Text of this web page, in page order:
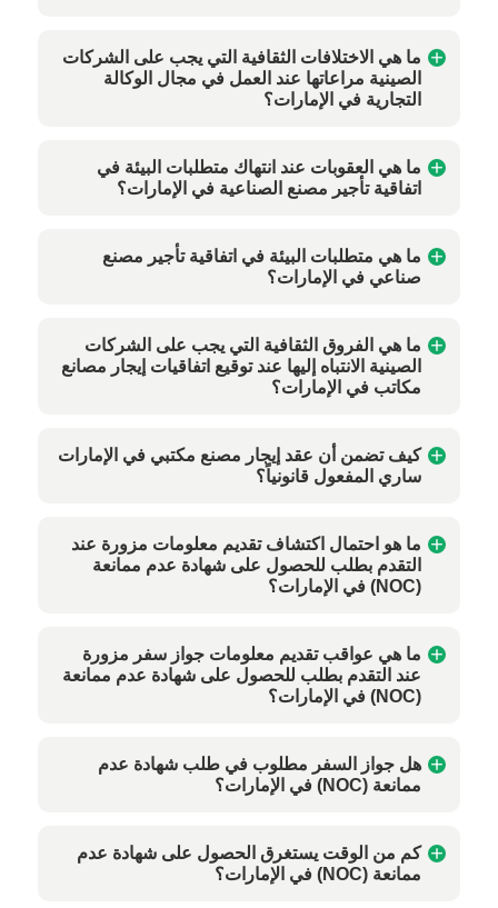
ما هي الاختلافات الثقافية التي يجب على الشركات
الصينية مراعاتها عند العمل في مجال الوكالة
التجارية في الإمارات؟
ما هي العقوبات عند انتهاك متطلبات البيئة في
اتفاقية تأجير مصنع الصناعية في الإمارات؟
ما هي متطلبات البيئة في اتفاقية تأجير مصنع
صناعي في الإمارات؟
ما هي الفروق الثقافية التي يجب على الشركات
الصينية الانتباه إليها عند توقيع اتفاقيات إيجار مصانع
مكاتب في الإمارات؟
كيف تضمن أن عقد إيجار مصنع مكتبي في الإمارات
ساري المفعول قانونياً؟
ما هو احتمال اكتشاف تقديم معلومات مزورة عند
التقدم بطلب للحصول على شهادة عدم ممانعة
(NOC) في الإمارات؟
ما هي عواقب تقديم معلومات جواز سفر مزورة
عند التقدم بطلب للحصول على شهادة عدم ممانعة
(NOC) في الإمارات؟
هل جواز السفر مطلوب في طلب شهادة عدم
ممانعة (NOC) في الإمارات؟
كم من الوقت يستغرق الحصول على شهادة عدم
ممانعة (NOC) في الإمارات؟